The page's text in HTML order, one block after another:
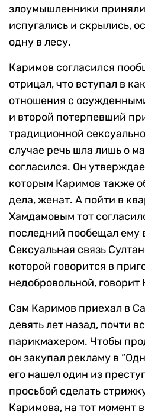
злоумышленники
испугались и скрылись,
одну в лесу.
Каримов согласился
отрицал, что вступал в
отношения с
и второй потерпевший
традиционной
случае речь шла лишь о
согласился. Он
которым Каримов также
дела, женат. А пойти в
Хамдамовым тот
последний пообещал ему
Сексуальная связь
которой говорится в
недобровольной, говорит
Сам Каримов приехал в
девять лет назад, почти
парикмахером. Чтобы
он закупал рекламу в
его нашел один из
просьбой сделать
Каримова, на тот момент